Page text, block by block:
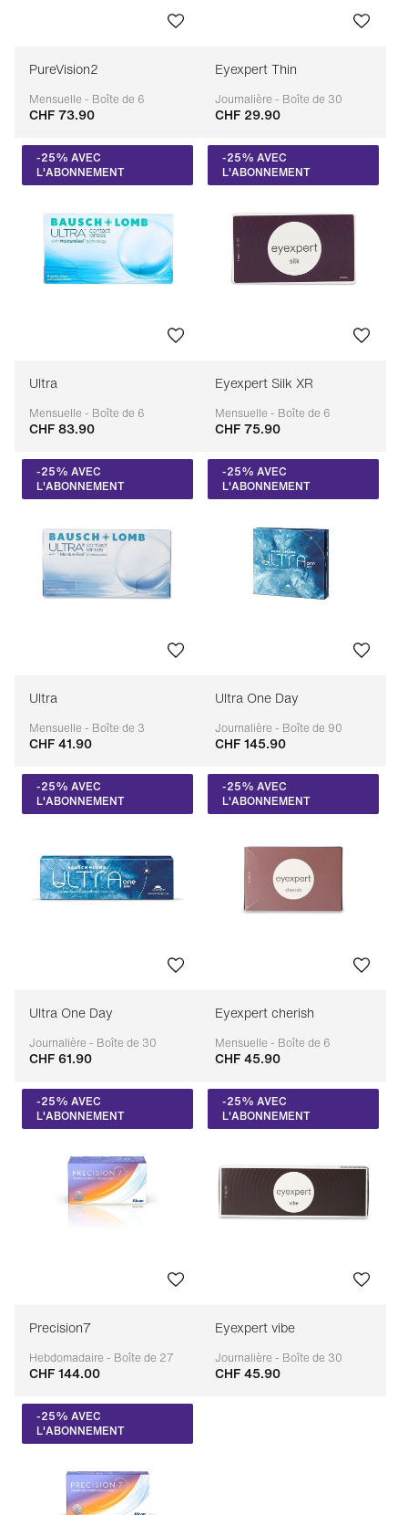
PureVision2
Mensuelle - Boîte de 6
Adaptable
CHF 73.90
Eyexpert Thin
Journalière - Boîte de 30
Adaptable
CHF 29.90
-25% AVEC
L'ABONNEMENT
Ultra
Mensuelle - Boîte de 6
Adaptable
CHF 83.90
-25% AVEC
L'ABONNEMENT
Eyexpert Silk XR
Mensuelle - Boîte de 6
Adaptable
CHF 75.90
-25% AVEC
L'ABONNEMENT
Ultra
Mensuelle - Boîte de 3
Adaptable
CHF 41.90
-25% AVEC
L'ABONNEMENT
Ultra One Day
Journalière - Boîte de 90
Adaptable
CHF 145.90
-25% AVEC
L'ABONNEMENT
Ultra One Day
Journalière - Boîte de 30
Adaptable
CHF 61.90
-25% AVEC
L'ABONNEMENT
Eyexpert cherish
Mensuelle - Boîte de 6
Adaptable
CHF 45.90
-25% AVEC
L'ABONNEMENT
Precision7
Hebdomadaire - Boîte de 27
Adaptable
CHF 144.00
-25% AVEC
L'ABONNEMENT
Eyexpert vibe
Journalière - Boîte de 30
Adaptable
CHF 45.90
-25% AVEC
L'ABONNEMENT